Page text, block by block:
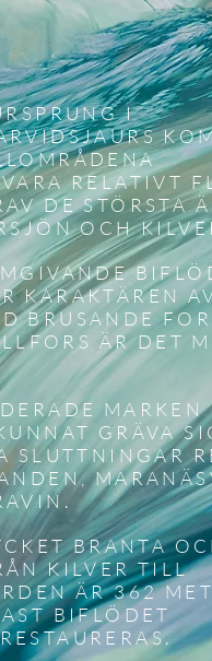
I
RELATIVT
DE STÖRSTA
OCH
KARAKTÄREN
BRUSANDE
ÄR DET
MARKEN
GRÄVA
SLUTTNINGAR
BRANTA
KILVER TILL
ÄR 362
BIFLÖDET